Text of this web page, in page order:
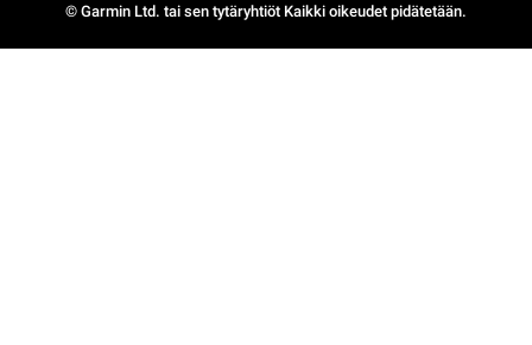
© Garmin Ltd. tai sen tytäryhtiöt Kaikki oikeudet pidätetään.